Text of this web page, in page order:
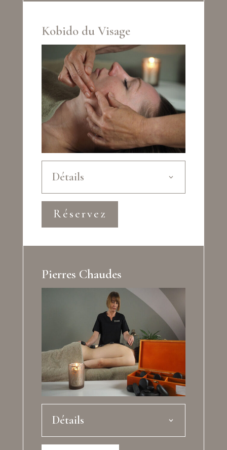
Kobido du Visage
Détails
Réservez
Pierres Chaudes
Détails